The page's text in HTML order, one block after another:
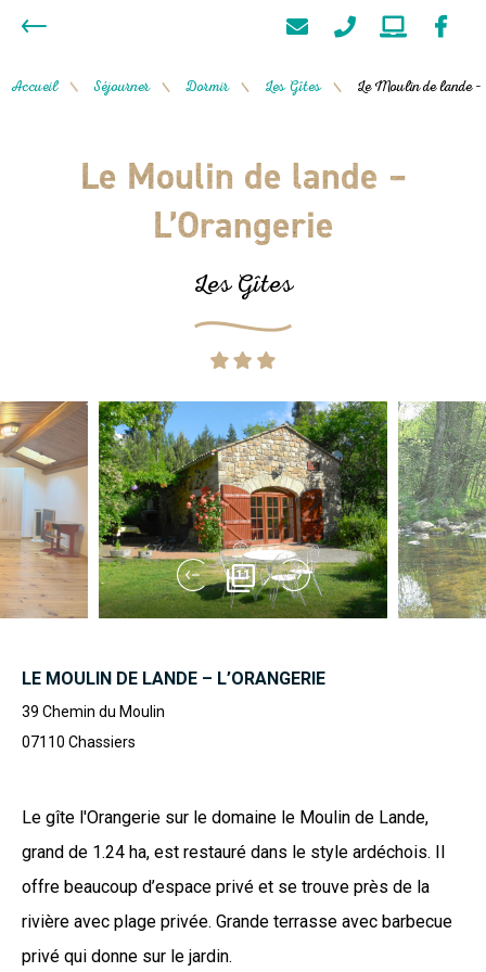
Accueil / Séjourner / Dormir / Les Gîtes / Le Moulin de lande –
Le Moulin de lande –
L’Orangerie
Les Gîtes
11
LE MOULIN DE LANDE – L’ORANGERIE
39 Chemin du Moulin
07110 Chassiers
Le gîte l'Orangerie sur le domaine le Moulin de Lande,
grand de 1.24 ha, est restauré dans le style ardéchois. Il
offre beaucoup d’espace privé et se trouve près de la
rivière avec plage privée. Grande terrasse avec barbecue
privé qui donne sur le jardin.